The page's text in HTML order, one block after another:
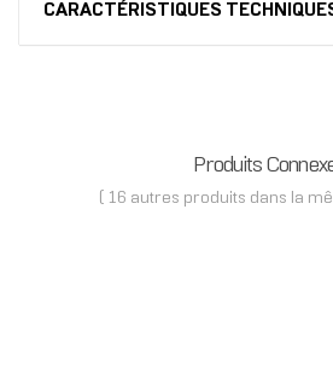
CARACTÉRISTIQUES
Produits
( 16 autres produits dans la